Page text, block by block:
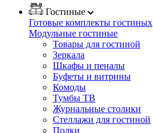
Гостиные
Готовые комплекты гостиных
Модульные гостиные
Товары для гостиной
Зеркала
Шкафы и пеналы
Буфеты и витрины
Комоды
Тумбы ТВ
Журнальные столики
Стеллажи для гостиной
Полки